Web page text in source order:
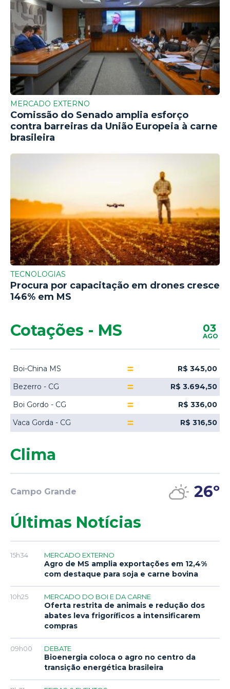
MERCADO EXTERNO
Comissão do Senado amplia esforço
contra barreiras da União Europeia à carne
brasileira
TECNOLOGIAS
Procura por capacitação em drones cresce
146% em MS
Cotações - MS 03
AGO
Boi-China MS
Bezerro - CG
Boi Gordo - CG
Vaca Gorda - CG
R$ 345,00
R$ 3.694,50
R$ 336,00
R$ 316,50
Clima
Campo Grande
26º
Últimas Notícias
15h34 MERCADO EXTERNO
Agro de MS amplia exportações em 12,4%
com destaque para soja e carne bovina
10h25 MERCADO DO BOI E DA CARNE
Oferta restrita de animais e redução dos
abates leva frigoríficos a intensificarem
compras
09h00 DEBATE
Bioenergia coloca o agro no centro da
transição energética brasileira